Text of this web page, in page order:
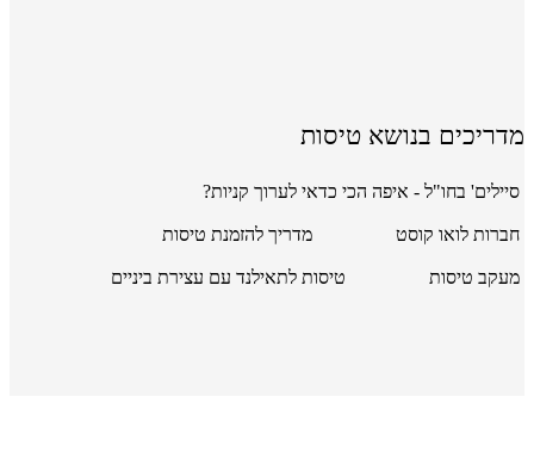
מדריכים בנושא טיסות
סיילים' בחו"ל - איפה הכי כדאי לערוך קניות?
חברות לואו קוסט מדריך להזמנת טיסות
מעקב טיסות טיסות לתאילנד עם עצירת ביניים